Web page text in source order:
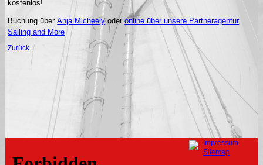
kostenlos!
Buchung überAnja Micheelyoderonline über unsere Partneragentur
Sailing and More
Zurück
Navigation
überspringen
Impressum
Sitemap